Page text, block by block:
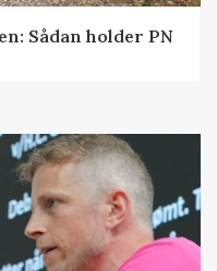
Sådan holder PN